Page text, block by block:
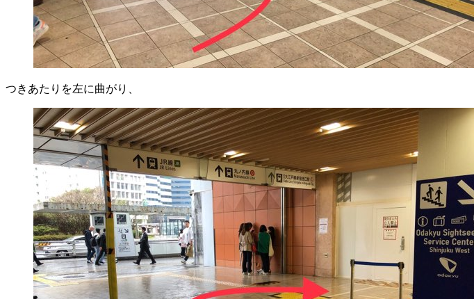
つきあたりを左に曲がり、